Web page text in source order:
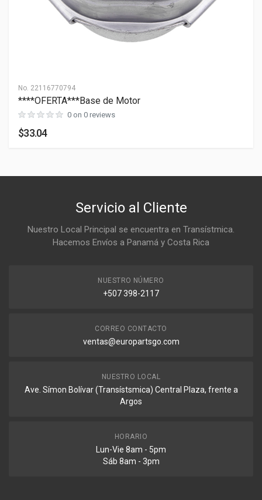
ALTO
0 cm
No. 22116770794
****OFERTA***Base de Motor
0 on 0 reviews
$33.04
Servicio al Cliente
Nuestro Local Principal se encuentra en Transístmica.
Hacemos Envíos a Panamá y Costa Rica
NUESTRO NÚMERO
+507 398-2117
CORREO CONTACTO
ventas@europartsgo.com
NUESTRO LOCAL
Ave. Símon Bolívar (Transístsmica) Central Plaza, frente a
Argos
HORARIO
Lun-Vie 8am - 5pm
Sáb 8am - 3pm